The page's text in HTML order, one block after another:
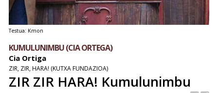
Testua: Kmon
KUMULUNIMBU (CIA ORTEGA)
Cia Ortiga
ZIR, ZIR, HARA! (KUTXA FUNDAZIOA)
ZIR ZIR HARA! Kumulunimbu